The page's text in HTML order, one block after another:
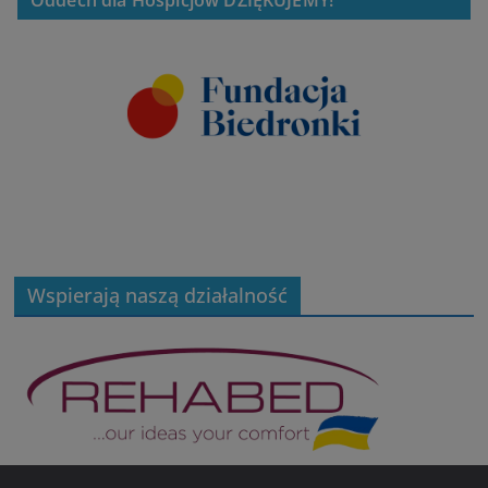
Wspierają naszą działalność